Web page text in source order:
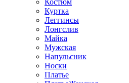
Костюм
Куртка
Леггинсы
Лонгслив
Майка
Мужская
Напульсник
Носки
Платье